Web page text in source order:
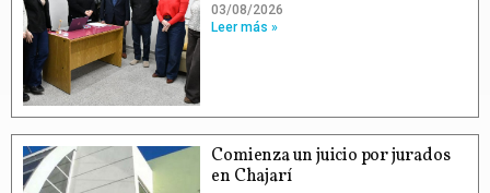
03/08/2026
Leer más »
Comienza un juicio por jurados
en Chajarí